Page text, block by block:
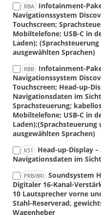
RBA
Infotainment-
Navigationssystem
Touchscreen;
Mobiltelefone; USB-C in
Laden);
ausgewählten Sprachen)
RBB
Infotainment-
Navigationssystem
Touchscreen; Head-up-
Navigationsdaten im
Sprachsteuerung;
Mobiltelefone; USB-C in
ausgewählten Sprachen)
KS1
Head-up-Display
Navigationsdaten im
PRB/8RI
Soundsystem
Digitaler 16-Kanal-
10 Lautsprecher vorne
Stahl-Reserverad,
Wagenheber